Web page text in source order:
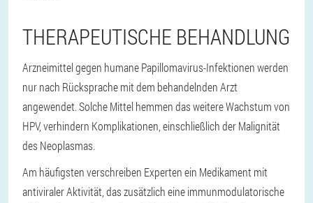
THERAPEUTISCHE BEHANDLUNG
Arzneimittel gegen humane Papillomavirus-Infektionen werden
nur nach Rücksprache mit dem behandelnden Arzt
angewendet. Solche Mittel hemmen das weitere Wachstum von
HPV, verhindern Komplikationen, einschließlich der Malignität
des Neoplasmas.
Am häufigsten verschreiben Experten ein Medikament mit
antiviraler Aktivität, das zusätzlich eine immunmodulatorische